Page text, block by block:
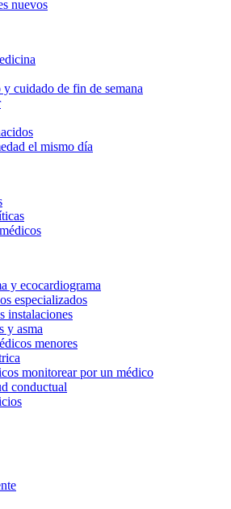
nuevos
cuidado de fin de semana
el mismo día
y ecocardiograma
especializados
instalaciones
y asma
menores
monitorear por un médico
conductual